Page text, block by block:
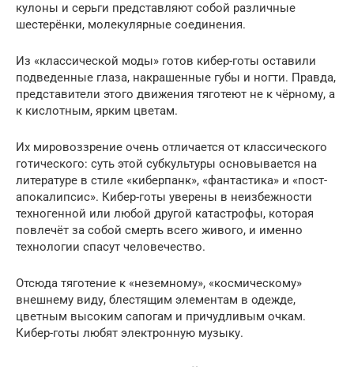
кулоны и серьги представляют собой различные
шестерёнки, молекулярные соединения.
Из «классической моды» готов кибер-готы оставили
подведенные глаза, накрашенные губы и ногти. Правда,
представители этого движения тяготеют не к чёрному, а
к кислотным, ярким цветам.
Их мировоззрение очень отличается от классического
готического: суть этой субкультуры основывается на
литературе в стиле «киберпанк», «фантастика» и «пост-
апокалипсис». Кибер-готы уверены в неизбежности
техногенной или любой другой катастрофы, которая
повлечёт за собой смерть всего живого, и именно
технологии спасут человечество.
Отсюда тяготение к «неземному», «космическому»
внешнему виду, блестящим элементам в одежде,
цветным высоким сапогам и причудливым очкам.
Кибер-готы любят электронную музыку.